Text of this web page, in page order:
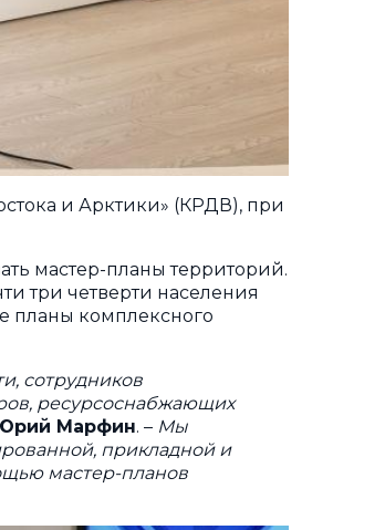
и Арктики» (КРДВ), при
мастер-планы территорий.
три четверти населения
планы комплексного
сотрудников
ресурсоснабжающих
Марфин. – Мы
прикладной и
мастер-планов